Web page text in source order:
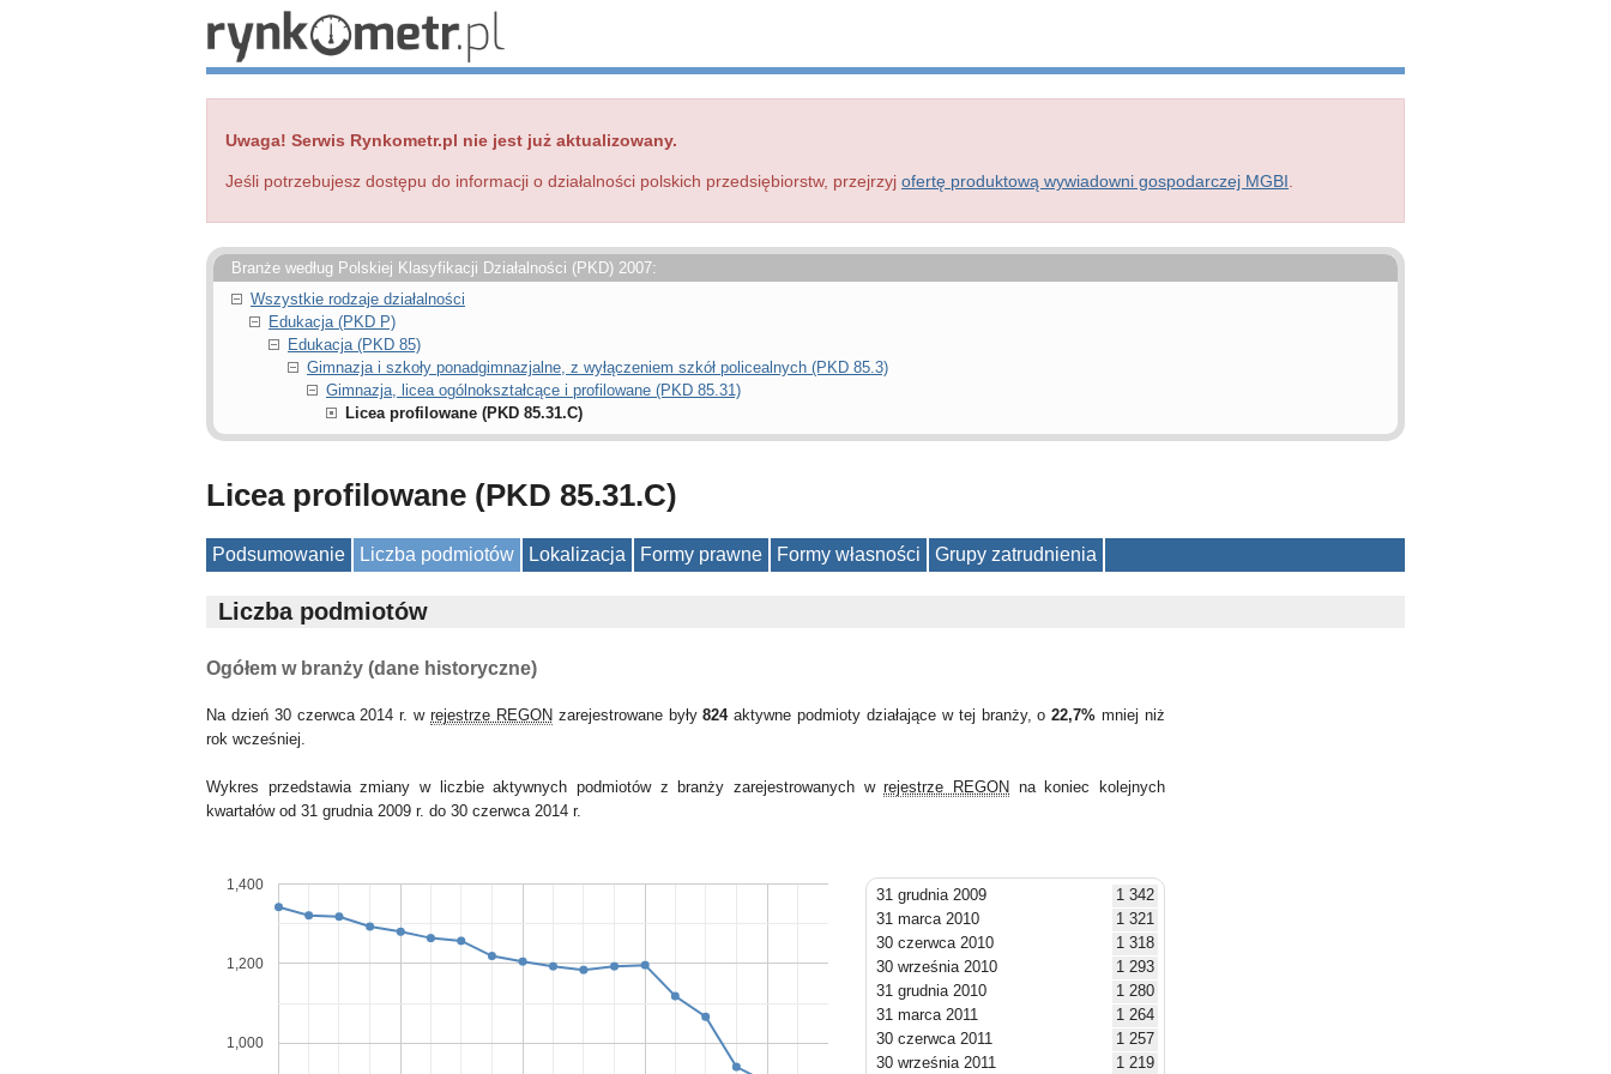
Uwaga! Serwis Rynkometr.pl nie jest już aktualizowany.
Jeśli potrzebujesz dostępu do informacji o działalności polskich przedsiębiorstw, przejrzyj ofertę produktową wywiadowni gospodarczej MGBI
Branże według Polskiej Klasyfikacji Działalności (PKD) 2007:
Wszystkie rodzaje działalności
Edukacja (PKD P)
Edukacja (PKD 85)
Gimnazja i szkoły ponadgimnazjalne, z wyłączeniem szkół policealnych (PKD 85.3)
Gimnazja, licea ogólnokształcące i profilowane (PKD 85.31)
Licea profilowane (PKD 85.31.C)
Licea profilowane (PKD 85.31.C)
Podsumowanie Liczba podmiotów Lokalizacja Formy prawne Formy własności Grupy zatrudnienia
Liczba podmiotów
Ogółem w branży (dane historyczne)
Na dzień 30 czerwca 2014 r. w rejestrze REGON zarejestrowane były824aktywne podmioty działające w tej branży, o22,7% mniej niż
rok wcześniej.
Wykres przedstawia zmiany w liczbie aktywnych podmiotów z branży zarejestrowanych wrejestrze REGON na koniec kolejnych
kwartałów od 31 grudnia 2009 r. do 30 czerwca 2014 r.
1,000
1,200
1,400
31 grudnia 2009
1 342
31 marca 2010
1 321
30 czerwca 2010
1 318
30 września 2010
1 293
31 grudnia 2010
1 280
31 marca 2011
1 264
30 czerwca 2011
1 257
30 września 2011
1 219